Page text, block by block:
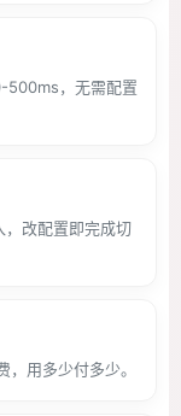
500ms，无需配置
改配置即完成切
用多少付多少。